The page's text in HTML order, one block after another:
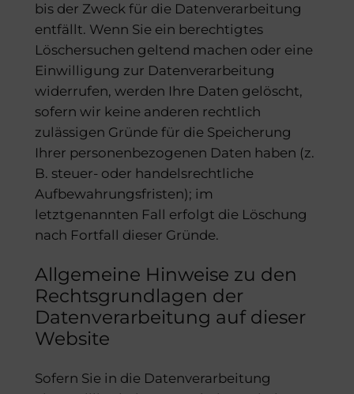
bis der Zweck für die Datenverarbeitung
entfällt. Wenn Sie ein berechtigtes
Löschersuchen geltend machen oder eine
Einwilligung zur Datenverarbeitung
widerrufen, werden Ihre Daten gelöscht,
sofern wir keine anderen rechtlich
zulässigen Gründe für die Speicherung
Ihrer personenbezogenen Daten haben (z.
B. steuer- oder handelsrechtliche
Aufbewahrungsfristen); im
letztgenannten Fall erfolgt die Löschung
nach Fortfall dieser Gründe.
Allgemeine Hinweise zu den
Rechtsgrundlagen der
Datenverarbeitung auf dieser
Website
Sofern Sie in die Datenverarbeitung